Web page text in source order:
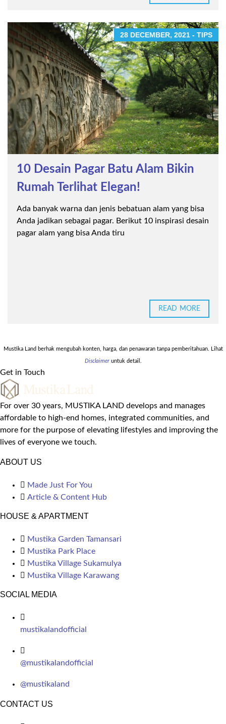
28 DECEMBER, 2021 - TIPS
10 Desain Pagar Batu Alam Bikin
Rumah Terlihat Elegan!
Ada banyak warna dan jenis bebatuan alam yang bisa
Anda jadikan sebagai pagar. Berikut 10 inspirasi desain
pagar alam yang bisa Anda tiru
READ MORE
Mustika Land berhak mengubah konten, harga, dan penawaran tanpa pemberitahuan. Lihat
Disclaimeruntuk detail.
Get in Touch
For over 30 years, MUSTIKA LAND develops and manages
affordable to high-end homes, integrated communities, and
more for the purpose of elevating lifestyles and improving the
lives of everyone we touch.
ABOUT US
Made Just For You
Article & Content Hub
HOUSE & APARTMENT
Mustika Garden Tamansari
Mustika Park Place
Mustika Village Sukamulya
Mustika Village Karawang
SOCIAL MEDIA
mustikalandofficial
@mustikalandofficial
@mustikaland
CONTACT US